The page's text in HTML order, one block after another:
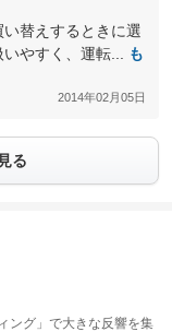
い替えするときに選
やすく、運転...
も
2014年02月05日
る
ング」で大きな反響を集